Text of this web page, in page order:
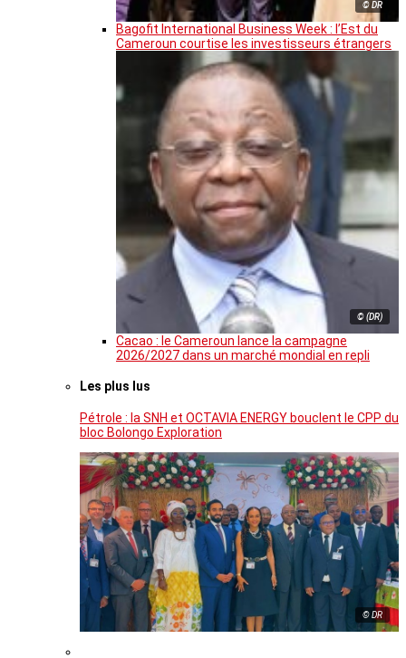
© DR
Bagofit International Business Week : l’Est du
Cameroun courtise les investisseurs étrangers
© (DR)
Cacao : le Cameroun lance la campagne
2026/2027 dans un marché mondial en repli
Les plus lus
Pétrole : la SNH et OCTAVIA ENERGY bouclent le CPP du
bloc Bolongo Exploration
© DR